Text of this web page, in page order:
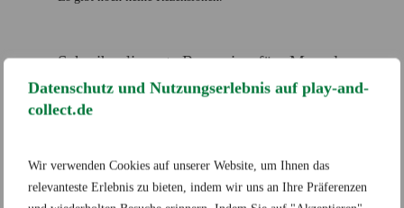
Datenschutz und Nutzungserlebnis auf play-and-
collect.de
Wir verwenden Cookies auf unserer Website, um Ihnen das
relevanteste Erlebnis zu bieten, indem wir uns an Ihre Präferenzen
Schreibe die erste Rezension für „Marvel
Legends Retro 375 Collection –
Symbiote Spider-Man“
Deine Bewertung *